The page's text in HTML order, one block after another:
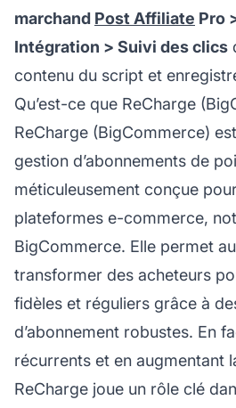
marchand Post Affiliate Pro
Intégration > Suivi des clics
contenu du script et
Qu’est-ce que ReCharge
ReCharge (BigCommerce)
gestion d’abonnements de
méticuleusement conçue
plateformes e-commerce,
BigCommerce. Elle permet
transformer des acheteurs
fidèles et réguliers grâce à
d’abonnement robustes. En
récurrents et en augmentant
ReCharge joue un rôle clé